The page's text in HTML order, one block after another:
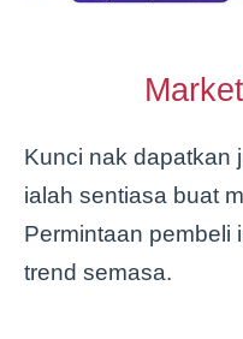
Kunci nak dapatkan
ialah sentiasa buat
Permintaan pembeli
trend semasa.